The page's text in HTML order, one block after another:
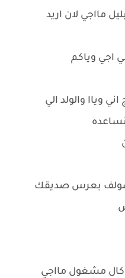
مااجي لان اريد
اجي وياكم
وياا والولد الي
بعرس صديقك
كال مشغول مااجي